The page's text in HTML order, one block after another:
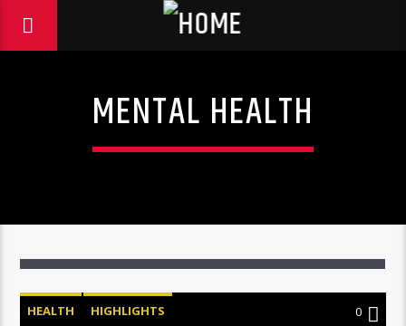
MENTAL HEALTH
HEALTH HIGHLIGHTS 0